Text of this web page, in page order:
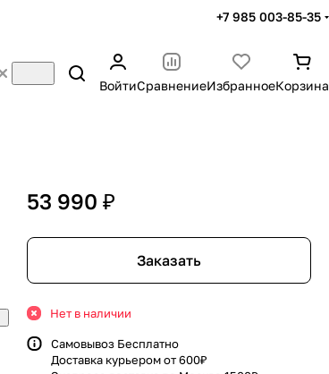
+7 985 003-85-35
ВойтиСравнениеИзбранноеКорзина
53 990 ₽
Заказать
Нет в наличии
Самовывоз Бесплатно
Доставка курьером от 600₽